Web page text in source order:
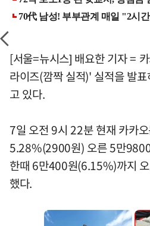
[서울=뉴시스] 배요한 기자 =
라이즈(깜짝 실적)' 실적을 발
고 있다.
7일 오전 9시 22분 현재 카카
5.28%(2900원) 오른 5만
한때 6만400원(6.15%)까지
했다.